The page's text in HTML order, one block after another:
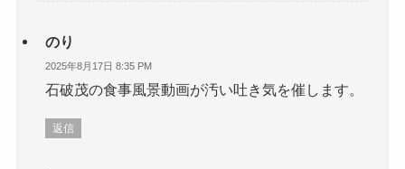
のり
2025年8月17日 8:35 PM
石破茂の食事風景動画が汚い吐き気を催します。
返信